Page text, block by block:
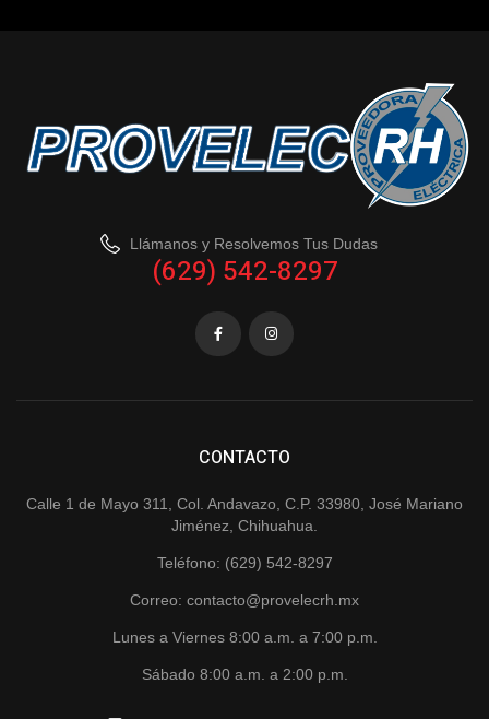
Llámanos y Resolvemos Tus Dudas
(629) 542-8297
CONTACTO
Calle 1 de Mayo 311, Col. Andavazo, C.P. 33980, José Mariano
Jiménez, Chihuahua.
Teléfono: (629) 542-8297
Correo: contacto@provelecrh.mx
Lunes a Viernes 8:00 a.m. a 7:00 p.m.
Sábado 8:00 a.m. a 2:00 p.m.